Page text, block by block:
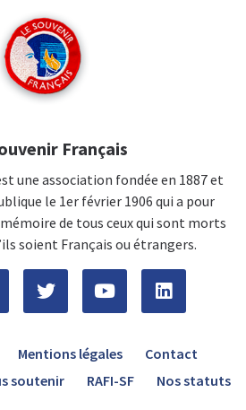
Français
une association fondée en 1887 et
le 1er février 1906 qui a pour
de tous ceux qui sont morts
soient Français ou étrangers.
Mentions légales
Contact
soutenir RAFI-SF Nos statuts